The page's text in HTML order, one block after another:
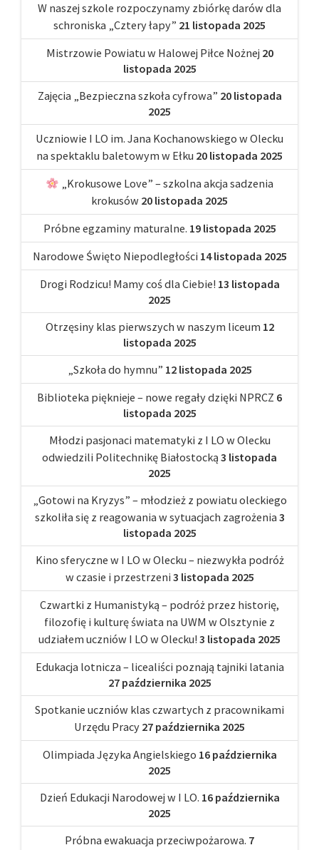
W naszej szkole rozpoczynamy zbiórkę darów dla
schroniska „Cztery łapy” 21 listopada 2025
Mistrzowie Powiatu w Halowej Piłce Nożnej 20
listopada 2025
Zajęcia „Bezpieczna szkoła cyfrowa” 20 listopada
2025
Uczniowie I LO im. Jana Kochanowskiego w Olecku
na spektaklu baletowym w Ełku 20 listopada 2025
„Krokusowe Love” – szkolna akcja sadzenia
krokusów 20 listopada 2025
Próbne egzaminy maturalne. 19 listopada 2025
Narodowe Święto Niepodległości 14 listopada 2025
Drogi Rodzicu! Mamy coś dla Ciebie! 13 listopada
2025
Otrzęsiny klas pierwszych w naszym liceum 12
listopada 2025
„Szkoła do hymnu” 12 listopada 2025
Biblioteka pięknieje – nowe regały dzięki NPRCZ 6
listopada 2025
Młodzi pasjonaci matematyki z I LO w Olecku
odwiedzili Politechnikę Białostocką 3 listopada
2025
„Gotowi na Kryzys” – młodzież z powiatu oleckiego
szkoliła się z reagowania w sytuacjach zagrożenia 3
listopada 2025
Kino sferyczne w I LO w Olecku – niezwykła podróż
w czasie i przestrzeni 3 listopada 2025
Czwartki z Humanistyką – podróż przez historię,
filozofię i kulturę świata na UWM w Olsztynie z
udziałem uczniów I LO w Olecku! 3 listopada 2025
Edukacja lotnicza – licealiści poznają tajniki latania
27 października 2025
Spotkanie uczniów klas czwartych z pracownikami
Urzędu Pracy 27 października 2025
Olimpiada Języka Angielskiego 16 października
2025
Dzień Edukacji Narodowej w I LO. 16 października
2025
Próbna ewakuacja przeciwpożarowa. 7